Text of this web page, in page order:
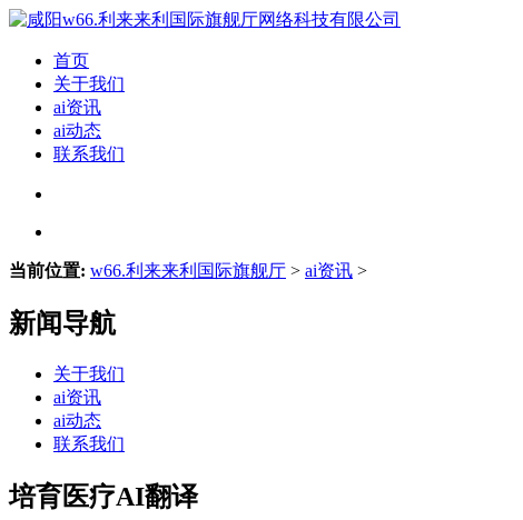
首页
关于我们
ai资讯
ai动态
联系我们
当前位置: w66.利来来利国际旗舰厅 > ai资讯 >
新闻导航
关于我们
ai资讯
ai动态
联系我们
培育医疗AI翻译